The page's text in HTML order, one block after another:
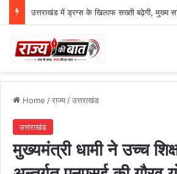
Home /राज्य/उत्तराखंड
उत्तराखंड
मुख्यमंत्री धामी ने उच्च